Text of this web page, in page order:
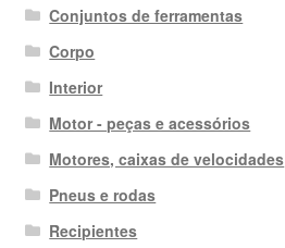
Conjuntos de ferramentas
Corpo
Interior
Motor - peças e acessórios
Motores, caixas de velocidades
Pneus e rodas
Recipientes